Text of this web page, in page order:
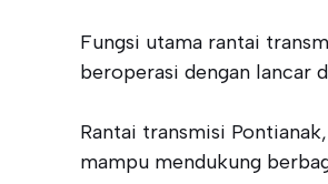
Fungsi utama rantai
beroperasi dengan lancar
Rantai transmisi
mampu mendukung